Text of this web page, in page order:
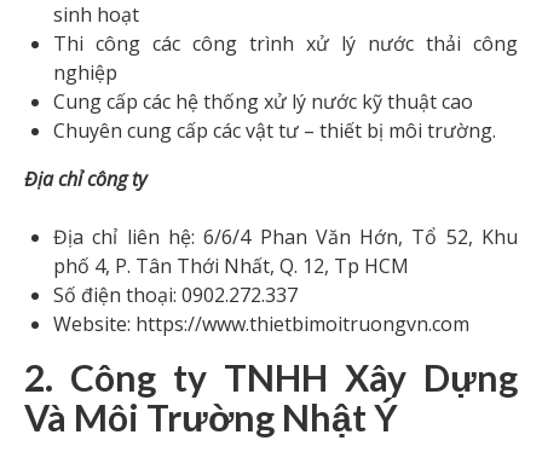
sinh hoạt
Thi công các công trình xử lý nước thải công
nghiệp
Cung cấp các hệ thống xử lý nước kỹ thuật cao
Chuyên cung cấp các vật tư – thiết bị môi trường.
Địa chỉ công ty
Địa chỉ liên hệ: 6/6/4 Phan Văn Hớn, Tổ 52, Khu
phố 4, P. Tân Thới Nhất, Q. 12, Tp HCM
Số điện thoại: 0902.272.337
Website: https://www.thietbimoitruongvn.com
2. Công ty TNHH Xây Dựng
Và Môi Trường Nhật Ý